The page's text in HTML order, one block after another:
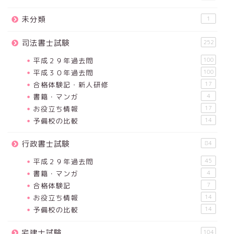
未分類 1
司法書士試験 252
平成２９年過去問 100
平成３０年過去問 100
合格体験記・新人研修 17
書籍・マンガ 4
お役立ち情報 17
予備校の比較 14
行政書士試験 84
平成２９年過去問 45
書籍・マンガ 4
合格体験記 7
お役立ち情報 14
予備校の比較 14
104